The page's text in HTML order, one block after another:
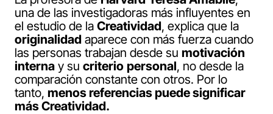
una de las investigadoras más influyentes en
el estudio de la Creatividad, explica que la
originalidad aparece con más fuerza cuando
las personas trabajan desde su motivación
interna y su criterio personal, no desde la
comparación constante con otros. Por lo
tanto, menos referencias puede significar
más Creatividad.